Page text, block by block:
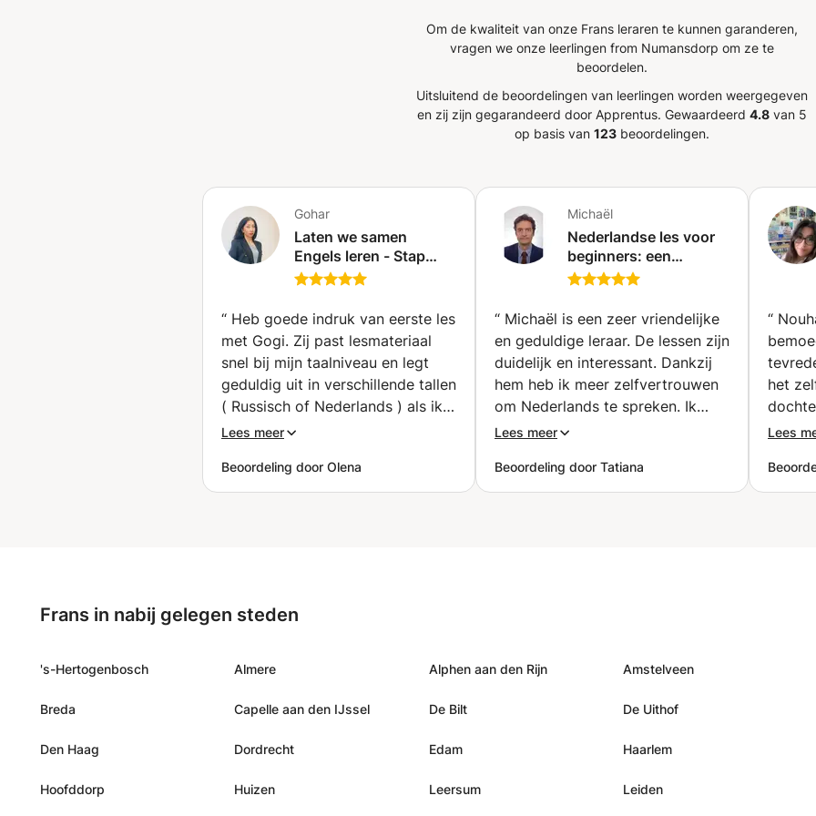
Om de kwaliteit van onze Frans leraren te kunnen garanderen,
vragen we onze leerlingen from Numansdorp om ze te
beoordelen.
Uitsluitend de beoordelingen van leerlingen worden weergegeven
en zij zijn gegarandeerd door Apprentus. Gewaardeerd 4.8 van 5
op basis van 123 beoordelingen.
Gohar
Laten we samen
Engels leren - Stap
voor stap van beginner
(Niederdorla)
“ Heb goede indruk van eerste les
met Gogi. Zij past lesmateriaal
snel bij mijn taalniveau en legt
geduldig uit in verschillende tallen
( Russisch of Nederlands ) als ik
iets niet begrijp. Ik zal zeker
leren. ”
Lees meer
Beoordeling door Olena
Michaël
Nederlandse les voor
beginners: een
eenvoudige en
(Ukkel)
“ Michaël is een zeer vriendelijke
en geduldige leraar. De lessen zijn
duidelijk en interessant. Dankzij
hem heb ik meer zelfvertrouwen
om Nederlands te spreken. Ik
raad zijn lessen zeker aan!
Lees meer
Beoordeling door Tatiana
“
het
Lees
Frans in nabij gelegen steden
's-Hertogenbosch Almere Alphen aan den Rijn Amstelveen
Breda Capelle aan den IJssel De Bilt De Uithof
Den Haag Dordrecht Edam Haarlem
Hoofddorp Huizen Leersum Leiden